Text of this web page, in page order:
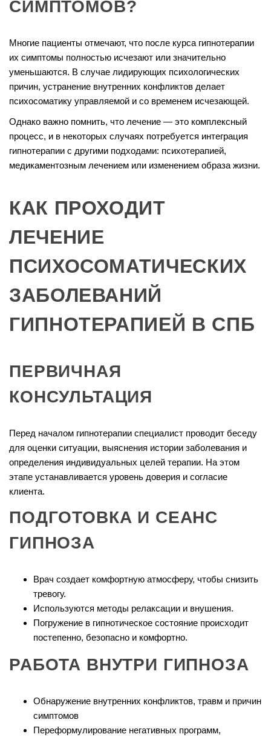
СИМПТОМОВ?
Многие пациенты отмечают, что после курса гипнотерапии
их симптомы полностью исчезают или значительно
уменьшаются. В случае лидирующих психологических
причин, устранение внутренних конфликтов делает
психосоматику управляемой и со временем исчезающей.
Однако важно помнить, что лечение — это комплексный
процесс, и в некоторых случаях потребуется интеграция
гипнотерапии с другими подходами: психотерапией,
медикаментозным лечением или изменением образа жизни.
КАК ПРОХОДИТ
ЛЕЧЕНИЕ
ПСИХОСОМАТИЧЕСКИХ
ЗАБОЛЕВАНИЙ
ГИПНОТЕРАПИЕЙ В СПБ
ПЕРВИЧНАЯ
КОНСУЛЬТАЦИЯ
Перед началом гипнотерапии специалист проводит беседу
для оценки ситуации, выяснения истории заболевания и
определения индивидуальных целей терапии. На этом
этапе устанавливается уровень доверия и согласие
клиента.
ПОДГОТОВКА И СЕАНС
ГИПНОЗА
Врач создает комфортную атмосферу, чтобы снизить
тревогу.
Используются методы релаксации и внушения.
Погружение в гипнотическое состояние происходит
постепенно, безопасно и комфортно.
РАБОТА ВНУТРИ ГИПНОЗА
Обнаружение внутренних конфликтов, травм и причин
симптомов
Переформулирование негативных программ,